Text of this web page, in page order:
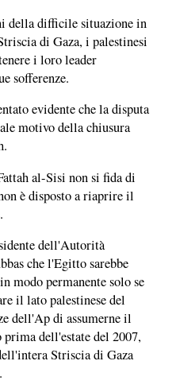
della difficile situazione in
di Gaza, i palestinesi
i loro leader
sofferenze.
evidente che la disputa
motivo della chiusura
al-Sisi non si fida di
è disposto a riaprire il
dell'Autorità
che l'Egitto sarebbe
modo permanente solo se
il lato palestinese del
dell'Ap di assumerne il
dell'estate del 2007,
Striscia di Gaza